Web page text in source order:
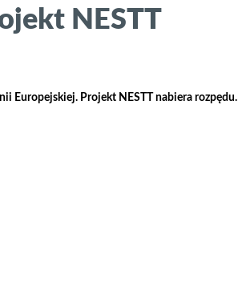
NESTT
Europejskiej. Projekt NESTT nabiera rozpędu.